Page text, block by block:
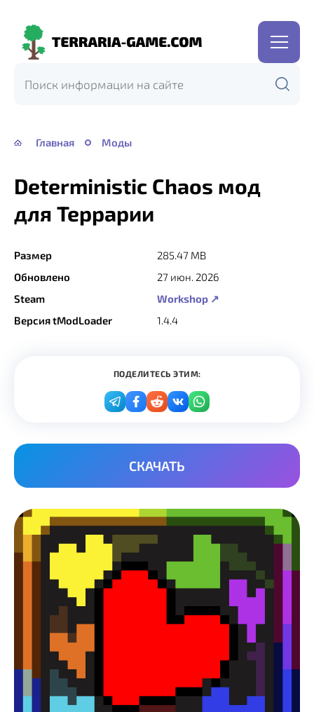
Terraria-
Главная Моды
Deterministic Chaos мод
для Террарии
Размер
285.47 MB
Обновлено
27 июн. 2026
Steam
Workshop ↗
Версия tModLoader
1.4.4
ПОДЕЛИТЕСЬ ЭТИМ:
СКАЧАТЬ